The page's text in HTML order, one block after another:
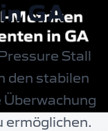
GA
Stall
den stabilen
ermöglichen.